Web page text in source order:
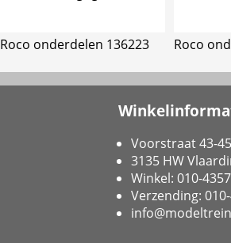
Roco onderdelen 136223 Roco
Voorstraat 43-45
3135 HW
Winkel: 010-
Verzending: